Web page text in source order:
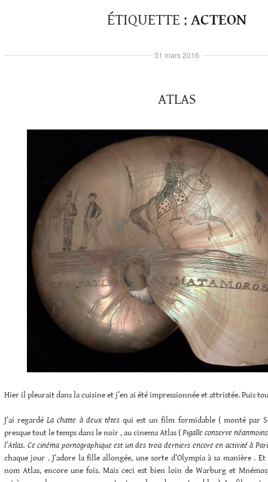
ÉTIQUETTE : ACTEON
ATLAS
Hier il pleurait dans la cuisine et j’en ai été impressionnée et attristée. Puis
J’ai regardéLa chatte à deux têtesqui est un film formidable ( monté par
presque tout le temps dans le noir , au cinema Atlas (Pigalle conserve
l’Atlas. Ce cinéma pornographique est un des trois derniers encore en activité à
chaque jour . J’adore la fille allongée, une sorte d’Olympia à sa manière . Et
nom Atlas, encore une fois. Mais ceci est bien loin de Warburg et
31 mars 2016